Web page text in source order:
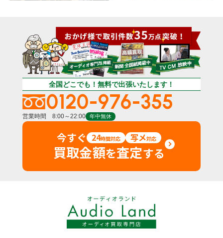
全国どこでも！無料で出張いたします！
0120-976-355
営業時間 8:00～22:00 年中無休
今すぐ 24時間対応 写メ対応
買取金額を査定する